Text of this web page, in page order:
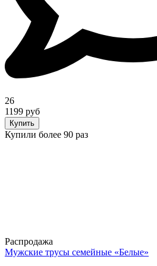
26
1199 руб
Купить
Купили более 90 раз
Распродажа
Мужские трусы семейные «Белые»